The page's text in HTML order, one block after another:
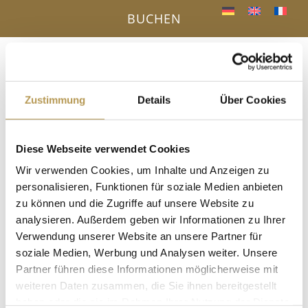
Zustimmung Details Über Cookies
Diese Webseite verwendet Cookies
Wir verwenden Cookies, um Inhalte und Anzeigen zu
personalisieren, Funktionen für soziale Medien anbieten
zu können und die Zugriffe auf unsere Website zu
analysieren. Außerdem geben wir Informationen zu Ihrer
Verwendung unserer Website an unsere Partner für
soziale Medien, Werbung und Analysen weiter. Unsere
Partner führen diese Informationen möglicherweise mit
weiteren Daten zusammen, die Sie ihnen bereitgestellt
a Menü
BUCHEN
« Alle Veranstaltungen
Diese Veranstaltung hat bereits stattgefunden.
Yoga mit Rosi
2. Oktober 2025, 10:30-12:00
im Gymnastikraum, Anmeldung erforderlich!